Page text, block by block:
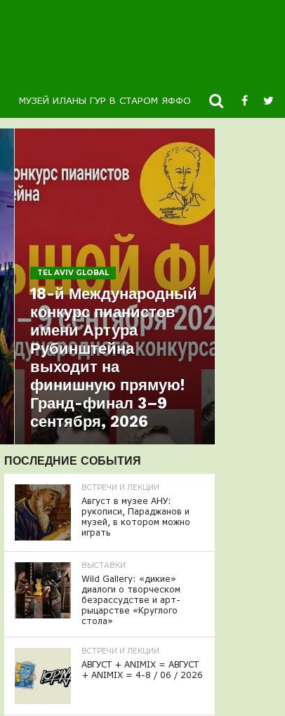
МУЗЕЙ ИЛАНЫ ГУР В СТАРОМ ЯФФО НОВОСТИ
TEL AVIV GLOBAL
18-й Международный
конкурс пианистов
имени Артура
Рубинштейна
выходит на
финишную прямую!
Гранд-финал 3–9
сентября, 2026
ПОСЛЕДНИЕ СОБЫТИЯ
ВСТРЕЧИ И ЛЕКЦИИ
Август в музее АНУ:
рукописи, Параджанов и
музей, в котором можно
играть
ВЫСТАВКИ
Wild Gallery: «дикие»
диалоги о творческом
безрассудстве и арт-
рыцарстве «Круглого
стола»
ВСТРЕЧИ И ЛЕКЦИИ
АВГУСТ + ANIMIX = АВГУСТ
+ ANIMIX = 4-8 / 06 / 2026